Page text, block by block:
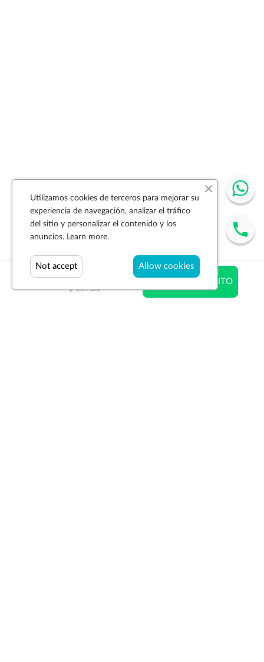
$ 587.23
$ 587.23
AÑADIR AL CARRITO
Utilizamos cookies de terceros para mejorar su
experiencia de navegación, analizar el tráfico
del sitio y personalizar el contenido y los
anuncios. Learn more.
Allow cookies
Not accept